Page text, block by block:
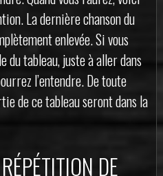
La dernière chanson du
enlevée. Si vous
du tableau, juste à aller dans
l’entendre. De toute
de ce tableau seront dans la
DE